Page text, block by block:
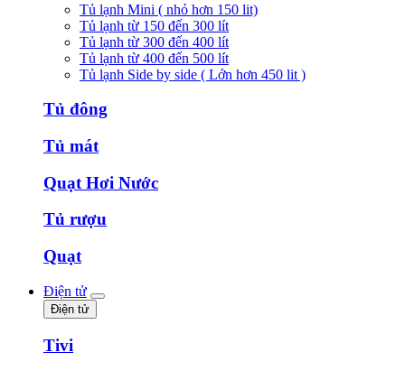
Tủ lạnh Mini ( nhỏ hơn 150 lit)
Tủ lạnh từ 150 đến 300 lít
Tủ lạnh từ 300 đến 400 lít
Tủ lạnh từ 400 đến 500 lít
Tủ lạnh Side by side ( Lớn hơn 450 lit )
Tủ đông
Tủ mát
Quạt Hơi Nước
Tủ rượu
Quạt
Điện tử
Điện tử
Tivi